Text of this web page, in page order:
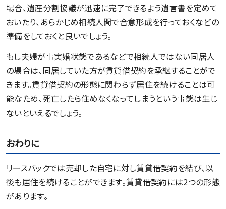
場合、遺産分割協議が迅速に完了できるよう遺言書を定めて
おいたり、あらかじめ相続人間で合意形成を行っておくなどの
準備をしておくと良いでしょう。
もし夫婦が事実婚状態であるなどで相続人ではない同居人
の場合は、同居していた方が賃貸借契約を承継することがで
きます。賃貸借契約の形態に関わらず居住を続けることは可
能なため、死亡したら住めなくなってしまうという事態は生じ
ないといえるでしょう。
おわりに
リースバックでは売却した自宅に対し賃貸借契約を結び、以
後も居住を続けることができます。賃貸借契約には2つの形態
があります。